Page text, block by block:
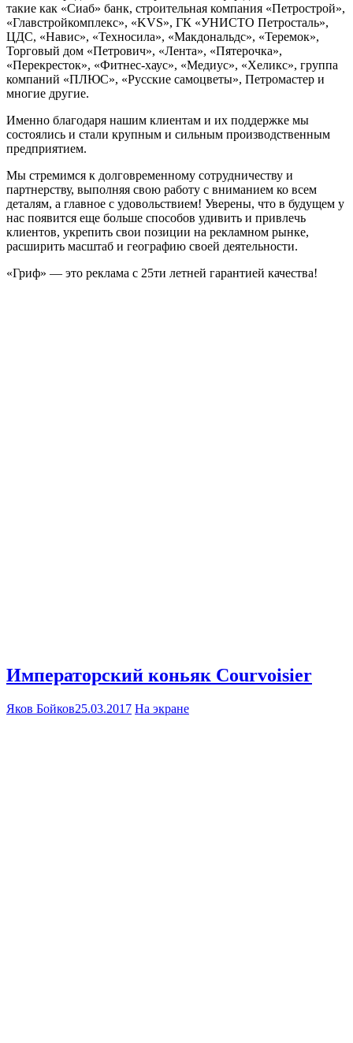
такие как «Сиаб» банк, строительная компания «Петрострой»,
«Главстройкомплекс», «KVS», ГК «УНИСТО Петросталь»,
ЦДС, «Навис», «Техносила», «Макдональдс», «Теремок»,
Торговый дом «Петрович», «Лента», «Пятерочка»,
«Перекресток», «Фитнес-хаус», «Медиус», «Хеликс», группа
компаний «ПЛЮС», «Русские самоцветы», Петромастер и
многие другие.
Именно благодаря нашим клиентам и их поддержке мы
состоялись и стали крупным и сильным производственным
предприятием.
Мы стремимся к долговременному сотрудничеству и
партнерству, выполняя свою работу с вниманием ко всем
деталям, а главное с удовольствием! Уверены, что в будущем у
нас появится еще больше способов удивить и привлечь
клиентов, укрепить свои позиции на рекламном рынке,
расширить масштаб и географию своей деятельности.
«Гриф» — это реклама с 25ти летней гарантией качества!
Императорский коньяк Courvoisier
Яков Бойков25.03.2017 На экране